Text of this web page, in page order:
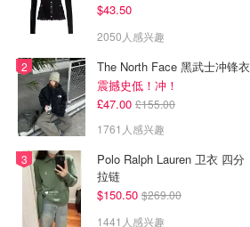
$43.50
2050人感兴趣
The North Face 黑武士冲锋衣
震撼史低！冲！
£47.00 £155.00
1761人感兴趣
Polo Ralph Lauren 卫衣 四分
拉链
$150.50 $269.00
1441人感兴趣